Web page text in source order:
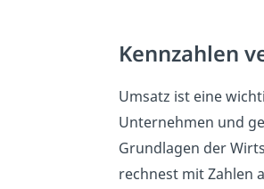
Kennzahlen
Umsatz ist eine
Unternehmen und
Grundlagen der
rechnest mit Zahlen